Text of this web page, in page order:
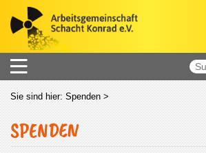
Sie sind hier: Spenden >
SPENDEN